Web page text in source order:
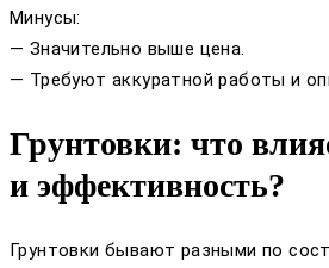
Минусы:
— Значительно выше цена.
— Требуют аккуратной работы и
Грунтовки: что
и эффективность?
Грунтовки бывают разными по